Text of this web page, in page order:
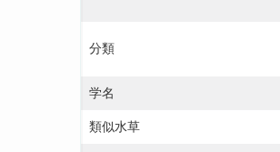
分類
学名
類似水草